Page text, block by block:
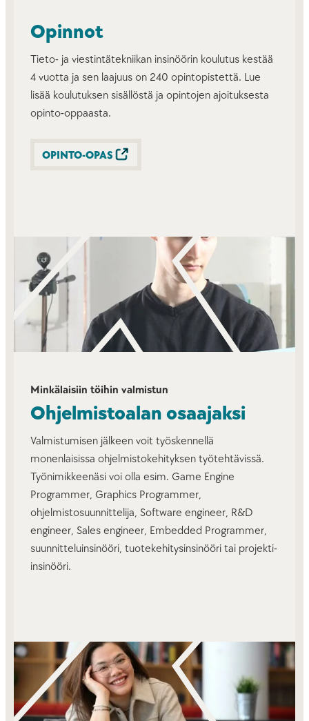
Opinnot
Tieto- ja viestintätekniikan insinöörin koulutus kestää
4 vuotta ja sen laajuus on 240 opintopistettä. Lue
lisää koulutuksen sisällöstä ja opintojen ajoituksesta
opinto-oppaasta.
OPINTO-OPAS
Minkälaisiin töihin valmistun
Ohjelmistoalan osaajaksi
Valmistumisen jälkeen voit työskennellä
monenlaisissa ohjelmistokehityksen työtehtävissä.
Työnimikkeenäsi voi olla esim. Game Engine
Programmer, Graphics Programmer,
ohjelmistosuunnittelija, Software engineer, R&D
engineer, Sales engineer, Embedded Programmer,
suunnitteluinsinööri, tuotekehitysinsinööri tai projekti-
insinööri.